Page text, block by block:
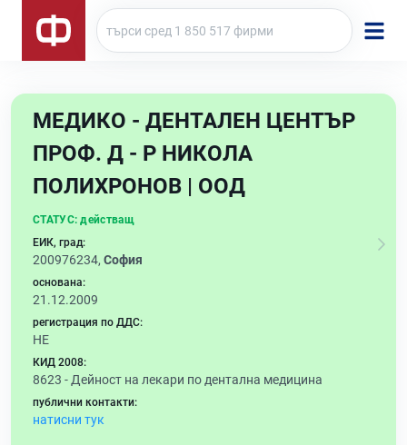
МЕДИКО - ДЕНТАЛЕН ЦЕНТЪР
ПРОФ. Д - Р НИКОЛА
ПОЛИХРОНОВ | ООД
СТАТУС: действащ
ЕИК, град:
200976234, София
основана:
21.12.2009
регистрация по ДДС:
НЕ
КИД 2008:
8623 - Дейност на лекари по дентална медицина
публични контакти:
натисни тук